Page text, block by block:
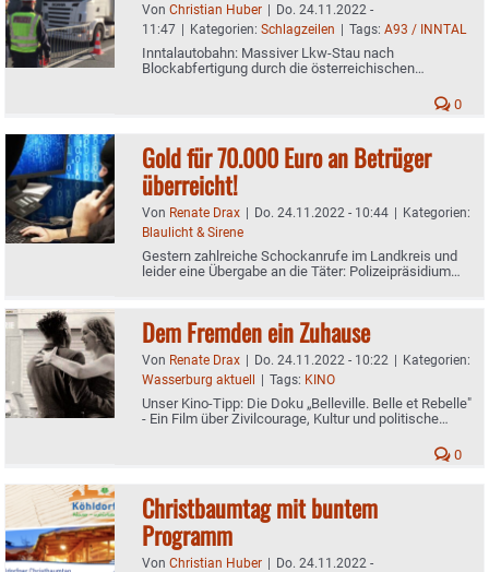
Von Christian Huber | Do. 24.11.2022 -
11:47 | Kategorien: Schlagzeilen | Tags: A93 / INNTAL
Inntalautobahn: Massiver Lkw-Stau nach
Blockabfertigung durch die österreichischen
0
Gold für 70.000 Euro an Betrüger
überreicht!
Von Renate Drax | Do. 24.11.2022 - 10:44 | Kategorien:
Blaulicht & Sirene
Gestern zahlreiche Schockanrufe im Landkreis und
leider eine Übergabe an die Täter: Polizeipräsidium
Dem Fremden ein Zuhause
Von Renate Drax | Do. 24.11.2022 - 10:22 | Kategorien:
Wasserburg aktuell | Tags: KINO
Unser Kino-Tipp: Die Doku „Belleville. Belle et Rebelle"
- Ein Film über Zivilcourage, Kultur und politische
0
Christbaumtag mit buntem
Programm
Von Christian Huber | Do. 24.11.2022 -